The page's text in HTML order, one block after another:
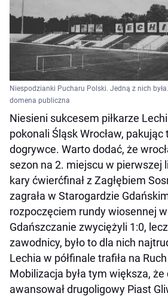
Niespodzianki Pucharu Polski. Jedną z nich
domena publiczna
Niesieni sukcesem piłkarze
pokonali Śląsk Wrocław,
dogrywce. Warto dodać, że
sezon na 2. miejscu w pierwszej
kary ćwierćfinał z Zagłębiem
zagrała w Starogardzie
rozpoczęciem rundy wiosennej
Gdańszczanie zwyciężyli 1:0,
zawodnicy, było to dla nich
Lechia w półfinale trafiła na
Mobilizacja była tym większa, że
awansował drugoligowy Piast